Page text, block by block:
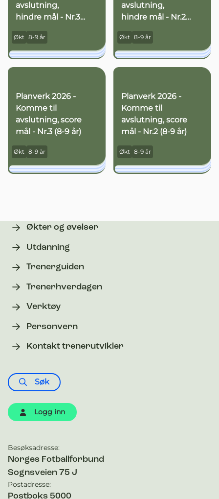
avslutning,
hindre mål - Nr.3
(8-9 år)
Økt 8-9 år
avslutning,
hindre mål - Nr.2
(8-9 år)
Økt 8-9 år
Planverk 2026 -
Komme til
avslutning, score
mål - Nr.3 (8-9 år)
Økt 8-9 år
Planverk 2026 -
Komme til
avslutning, score
mål - Nr.2 (8-9 år)
Økt 8-9 år
Økter og øvelser
Utdanning
Trenerguiden
Trenerhverdagen
Verktøy
Personvern
Kontakt trenerutvikler
Søk
Logg inn
Kontaktinformasjon
Besøksadresse:
Norges Fotballforbund
Sognsveien 75 J
Postadresse:
Postboks 5000